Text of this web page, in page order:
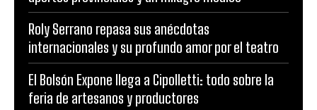
Roly Serrano repasa sus anécdotas
internacionales y su profundo amor por el teatro
El Bolsón Expone llega a Cipolletti: todo sobre la
feria de artesanos y productores